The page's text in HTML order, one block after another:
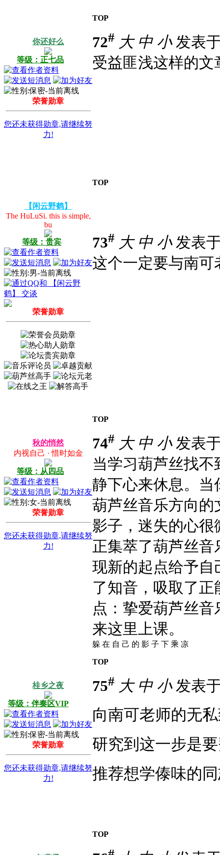
TOP
你还好么
等级：正七品
荣誉勋章
您还未获得勋章,请继续努
力!
72# 大 中 小发表
受益匪浅这样的文
TOP
【闲云野鹤】
The HuLuSi. this is simple,
bu
等级：贵宾
荣誉勋章
73# 大 中 小发表
这个一定要与南
TOP
秋的悄然
内视自己 · 惜时如金
等级：从四品
荣誉勋章
您还未获得勋章,请继续努
力!
74# 大 中 小发表
当学习葫芦丝找
静下心来休息。
葫芦丝音乐方向
影子，迷失的心
正集萃了葫芦丝
现新的起点给予
了知音，吸取了
点：挚爱葫芦丝
来这里上课。
躲 在 自 己 的 影 子 下 乘 凉
TOP
桂乡之夜
等级：伴奏区VIP
荣誉勋章
您还未获得勋章,请继续努
力!
75# 大 中 小发表
向南可老师的无
研究到这一步是
推荐想学傣味的
TOP